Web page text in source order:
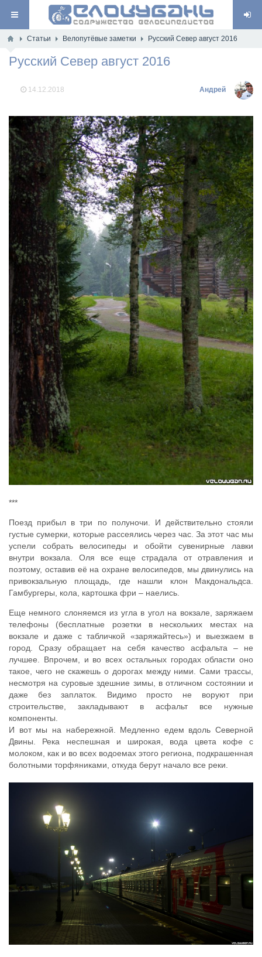
Статьи Велопутёвые заметки Русский Север август 2016
Русский Север август 2016
14.12.2018 Андрей
***
Поезд прибыл в три по полуночи. И действительно стояли
густые сумерки, которые рассеялись через час. За этот час мы
успели собрать велосипеды и обойти сувенирные лавки
внутри вокзала. Оля все еще страдала от отравления и
поэтому, оставив её на охране велосипедов, мы двинулись на
привокзальную площадь, где нашли клон Макдональдса.
Гамбургеры, кола, картошка фри – наелись.
Еще немного слоняемся из угла в угол на вокзале, заряжаем
телефоны (бесплатные розетки в нескольких местах на
вокзале и даже с табличкой «заряжайтесь») и выезжаем в
город. Сразу обращает на себя качество асфальта – не
лучшее. Впрочем, и во всех остальных городах области оно
такое, чего не скажешь о дорогах между ними. Сами трассы,
несмотря на суровые здешние зимы, в отличном состоянии и
даже без заплаток. Видимо просто не воруют при
строительстве, закладывают в асфальт все нужные
компоненты.
И вот мы на набережной. Медленно едем вдоль Северной
Двины. Река неспешная и широкая, вода цвета кофе с
молоком, как и во всех водоемах этого региона, подкрашенная
болотными торфяниками, откуда берут начало все реки.